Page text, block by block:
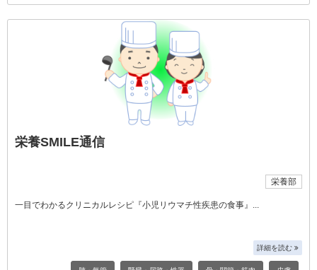
栄養SMILE通信
栄養部
一目でわかるクリニカルレシピ『小児リウマチ性疾患の食事』
詳細を読む